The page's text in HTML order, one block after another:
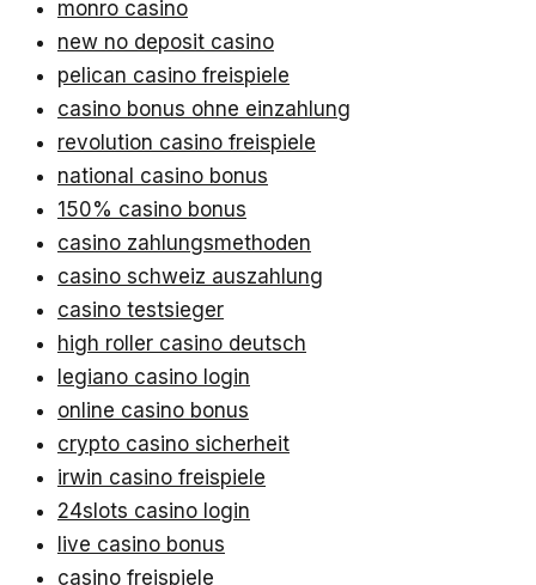
monro casino
new no deposit casino
pelican casino freispiele
casino bonus ohne einzahlung
revolution casino freispiele
national casino bonus
150% casino bonus
casino zahlungsmethoden
casino schweiz auszahlung
casino testsieger
high roller casino deutsch
legiano casino login
online casino bonus
crypto casino sicherheit
irwin casino freispiele
24slots casino login
live casino bonus
casino freispiele